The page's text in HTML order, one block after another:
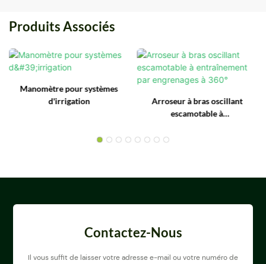
Produits Associés
Manomètre pour systèmes
d'irrigation
Arroseur à bras oscillant
escamotable à
engrenages à 360°
Contactez-Nous
Il vous suffit de laisser votre adresse e-mail ou votre numéro de